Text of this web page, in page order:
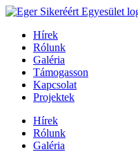
Hírek
Rólunk
Galéria
Támogasson
Kapcsolat
Projektek
Hírek
Rólunk
Galéria